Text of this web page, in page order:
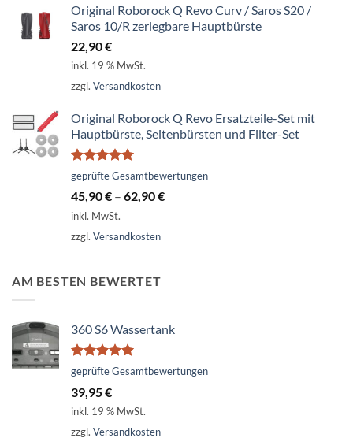
Original Roborock Q Revo Curv / Saros S20 /
Saros 10/R zerlegbare Hauptbürste
22,90€
inkl. 19 % MwSt.
zzgl. Versandkosten
Original Roborock Q Revo Ersatzteile-Set mit
Hauptbürste, Seitenbürsten und Filter-Set
Bewertet
von 5
geprüfte Gesamtbewertungen
45,90€ – 62,90€
inkl. MwSt.
zzgl. Versandkosten
AM BESTEN BEWERTET
360 S6 Wassertank
Bewertet
von 5
geprüfte Gesamtbewertungen
39,95€
inkl. 19 % MwSt.
zzgl. Versandkosten